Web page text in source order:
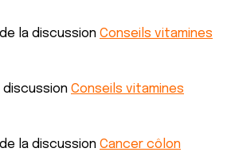
de la discussion Conseils vitamines
discussion Conseils vitamines
de la discussion Cancer côlon